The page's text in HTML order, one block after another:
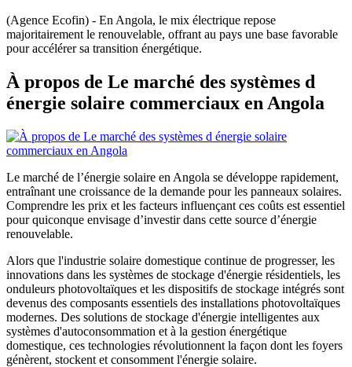
(Agence Ecofin) - En Angola, le mix électrique repose
majoritairement le renouvelable, offrant au pays une base favorable
pour accélérer sa transition énergétique.
À propos de Le marché des systèmes d
énergie solaire commerciaux en Angola
Le marché de l’énergie solaire en Angola se développe rapidement,
entraînant une croissance de la demande pour les panneaux solaires.
Comprendre les prix et les facteurs influençant ces coûts est essentiel
pour quiconque envisage d’investir dans cette source d’énergie
renouvelable.
Alors que l'industrie solaire domestique continue de progresser, les
innovations dans les systèmes de stockage d'énergie résidentiels, les
onduleurs photovoltaïques et les dispositifs de stockage intégrés sont
devenus des composants essentiels des installations photovoltaïques
modernes. Des solutions de stockage d'énergie intelligentes aux
systèmes d'autoconsommation et à la gestion énergétique
domestique, ces technologies révolutionnent la façon dont les foyers
génèrent, stockent et consomment l'énergie solaire.